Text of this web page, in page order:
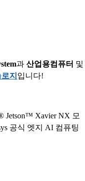
과 산업용컴퓨터 및
지 입니다!
Jetson™ Xavier NX 모
공식 엣지 AI 컴퓨팅